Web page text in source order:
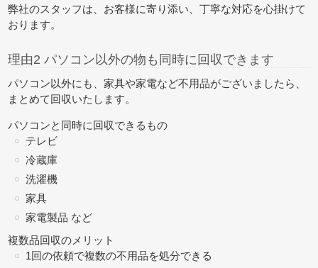
弊社のスタッフは、お客様に寄り添い、丁寧な対応を心掛けて
おります。
理由2 パソコン以外の物も同時に回収できます
パソコン以外にも、家具や家電など不用品がございましたら、
まとめて回収いたします。
パソコンと同時に回収できるもの
テレビ
冷蔵庫
洗濯機
家具
家電製品 など
複数品回収のメリット
1回の依頼で複数の不用品を処分できる